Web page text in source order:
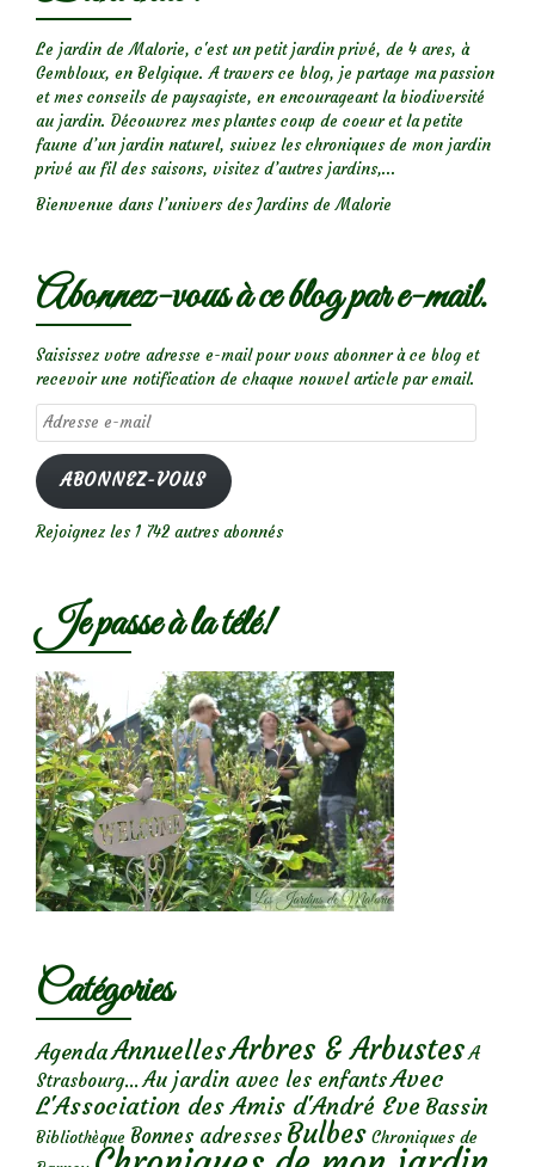
Le jardin de Malorie, c'est un petit jardin privé, de 4 ares, à
Gembloux, en Belgique. A travers ce blog, je partage ma passion
et mes conseils de paysagiste, en encourageant la biodiversité
au jardin. Découvrez mes plantes coup de coeur et la petite
faune d’un jardin naturel, suivez les chroniques de mon jardin
privé au fil des saisons, visitez d’autres jardins,...
Bienvenue dans l’univers des Jardins de Malorie
Abonnez-vous à ce blog par e-mail.
Saisissez votre adresse e-mail pour vous abonner à ce blog et
recevoir une notification de chaque nouvel article par email.
Adresse
e-
mail
ABONNEZ-VOUS
Rejoignez les 1 742 autres abonnés
Je passe à la télé!
Catégories
AgendaAnnuellesArbres & Arbustes A
Strasbourg... Au jardin avec les enfantsAvec
L'Association des Amis d'André Eve Bassin
Bibliothèque Bonnes adresses Bulbes Chroniques de